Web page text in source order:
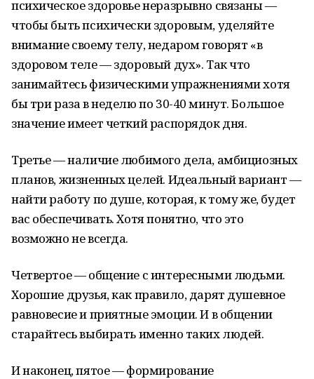
психическое здоровье неразрывно связаны —
чтобы быть психически здоровым, уделяйте
внимание своему телу, недаром говорят «в
здоровом теле — здоровый дух». Так что
занимайтесь физическими упражнениями хотя
бы три раза в неделю по 30-40 минут. Большое
значение имеет четкий распорядок дня.
Третье — наличие любимого дела, амбициозных
планов, жизненных целей. Идеальный вариант —
найти работу по душе, которая, к тому же, будет
вас обеспечивать. Хотя понятно, что это
возможно не всегда.
Четвертое — общение с интересными людьми.
Хорошие друзья, как правило, дарят душевное
равновесие и приятные эмоции. И в общении
старайтесь выбирать именно таких людей.
И наконец, пятое — формирование